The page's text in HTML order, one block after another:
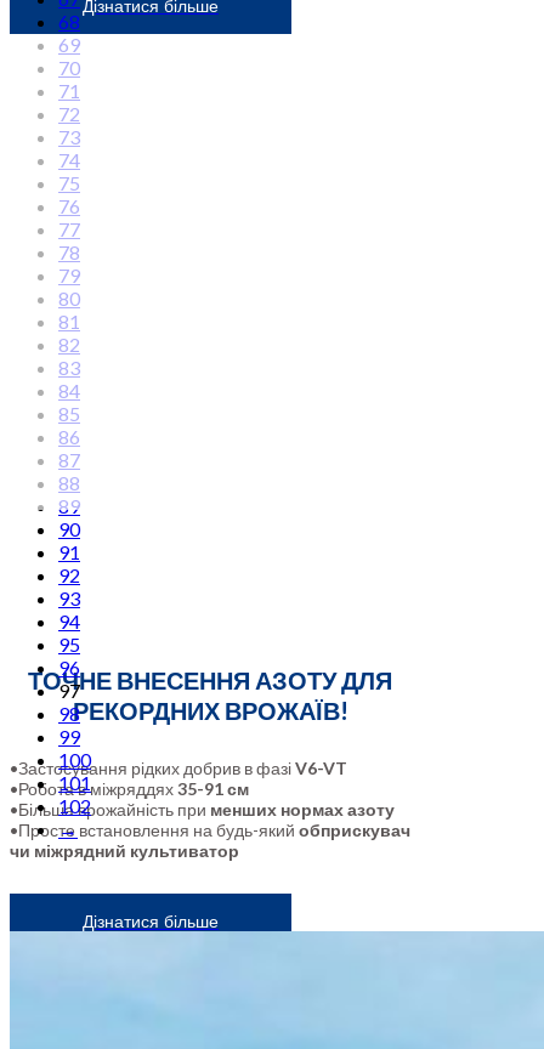
Дізнатися більше
ТОЧНЕ ВНЕСЕННЯ АЗОТУ ДЛЯ
РЕКОРДНИХ ВРОЖАЇВ!
•Застосування рідких добрив в фазіV6-VT
•Робота в міжряддях35-91 см
•Більша врожайність при менших нормах азоту
•Просте встановлення на будь-який обприскувач
чи міжрядний культиватор
Дізнатися більше
68
69
70
71
72
73
74
75
76
77
78
79
80
81
82
83
84
85
86
87
88
89
90
91
92
93
94
95
96
97
98
99
100
101
102
→